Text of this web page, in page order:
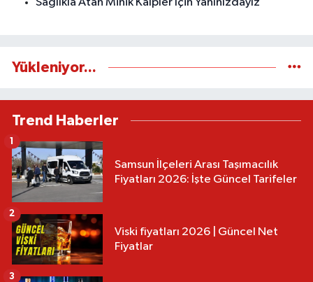
Sağlıkla Atan Minik Kalpler İçin Yanınızdayız
Yükleniyor...
Trend Haberler
Samsun İlçeleri Arası Taşımacılık
Fiyatları 2026: İşte Güncel Tarifeler
1
Viski fiyatları 2026 | Güncel Net
Fiyatlar
2
3